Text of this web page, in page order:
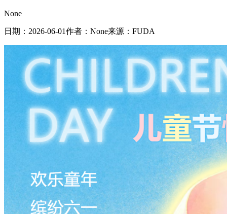
None
日期： 2026-06-01作者： None来源： FUDA